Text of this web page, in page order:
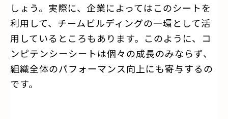
しょう。実際に、企業によってはこのシートを
利用して、チームビルディングの一環として活
用しているところもあります。このように、コ
ンピテンシーシートは個々の成長のみならず、
組織全体のパフォーマンス向上にも寄与するの
です。